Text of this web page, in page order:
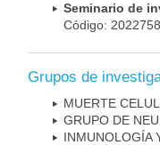
Seminario de
Código:
Grupos de
MUERTE
GRUPO DE
INMUNOLOGÍA